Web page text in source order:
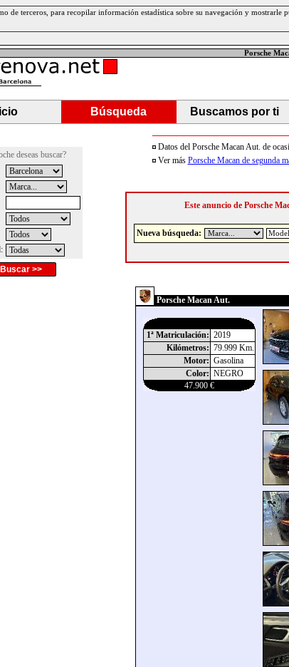
de terceros, para recopilar información estadística sobre su navegación y
Porsche
Búsqueda Buscamos por ti
deseas buscar?
Buscar >>
Datos del Porsche Macan Aut. de
Ver más Porsche Macan de segunda
Este anuncio de Porsche
Nueva búsqueda:
Porsche Macan Aut.
1ª Matriculación: 2019
Kilómetros: 79.999 Km.
Motor: Gasolina
Color: NEGRO
47.900 €